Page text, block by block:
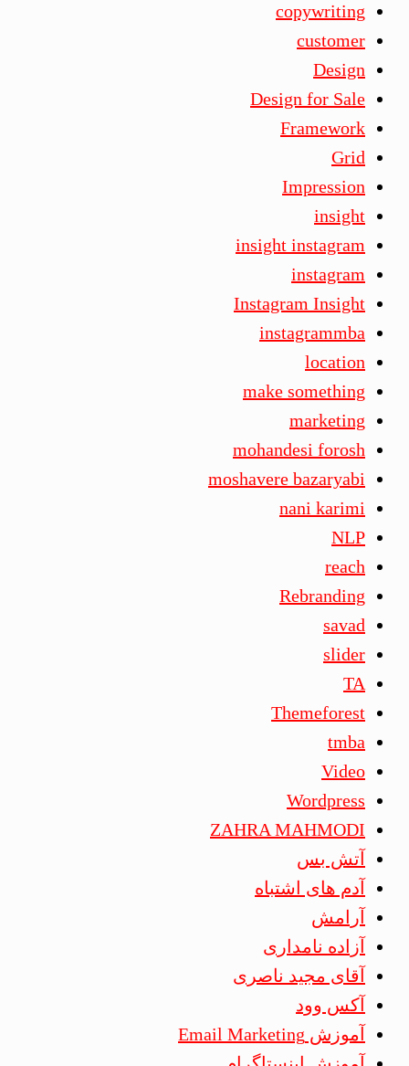
copywriting
customer
Design
Design for Sale
Framework
Grid
Impression
insight
insight instagram
instagram
Instagram Insight
instagrammba
location
make something
marketing
mohandesi forosh
moshavere bazaryabi
nani karimi
NLP
reach
Rebranding
savad
slider
TA
Themeforest
tmba
Video
Wordpress
ZAHRA MAHMODI
آتش بس
آدم های اشتباه
آرامش
آزاده نامداری
آقای مجید ناصری
آکس وود
آموزش Email Marketing